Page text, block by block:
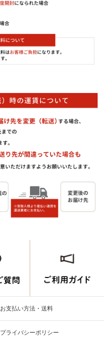
お支払い方法・送料
プライバシーポリシー